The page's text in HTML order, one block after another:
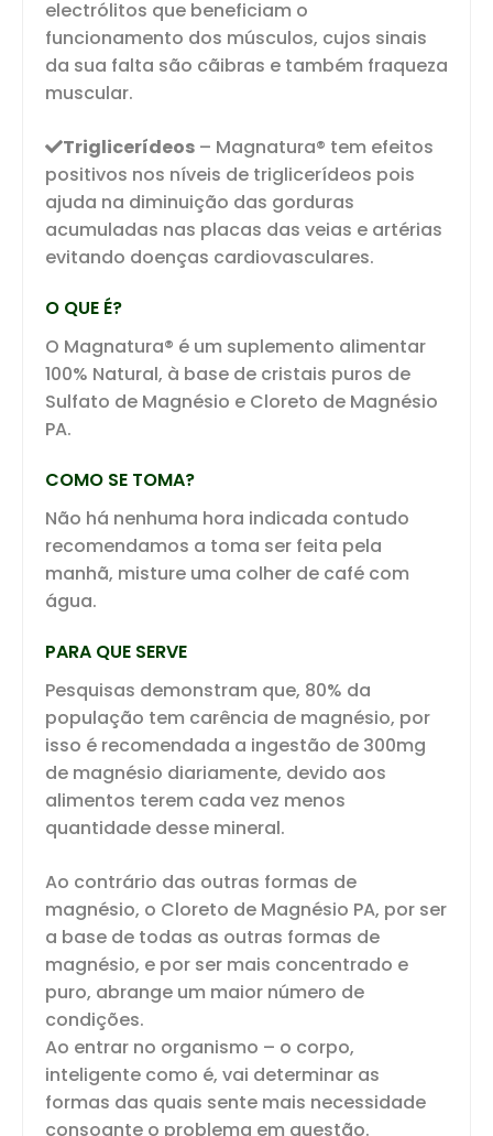
electrólitos que beneficiam o
funcionamento dos músculos, cujos sinais
da sua falta são cãibras e também fraqueza
muscular.
Triglicerídeos – Magnatura® tem efeitos
positivos nos níveis de triglicerídeos pois
ajuda na diminuição das gorduras
acumuladas nas placas das veias e artérias
evitando doenças cardiovasculares.
O QUE É?
O Magnatura® é um suplemento alimentar
100% Natural, à base de cristais puros de
Sulfato de Magnésio e Cloreto de Magnésio
PA.
COMO SE TOMA?
Não há nenhuma hora indicada contudo
recomendamos a toma ser feita pela
manhã, misture uma colher de café com
água.
PARA QUE SERVE
Pesquisas demonstram que, 80% da
população tem carência de magnésio, por
isso é recomendada a ingestão de 300mg
de magnésio diariamente, devido aos
alimentos terem cada vez menos
quantidade desse mineral.
Ao contrário das outras formas de
magnésio, o Cloreto de Magnésio PA, por ser
a base de todas as outras formas de
magnésio, e por ser mais concentrado e
puro, abrange um maior número de
condições.
Ao entrar no organismo – o corpo,
inteligente como é, vai determinar as
formas das quais sente mais necessidade
consoante o problema em questão.